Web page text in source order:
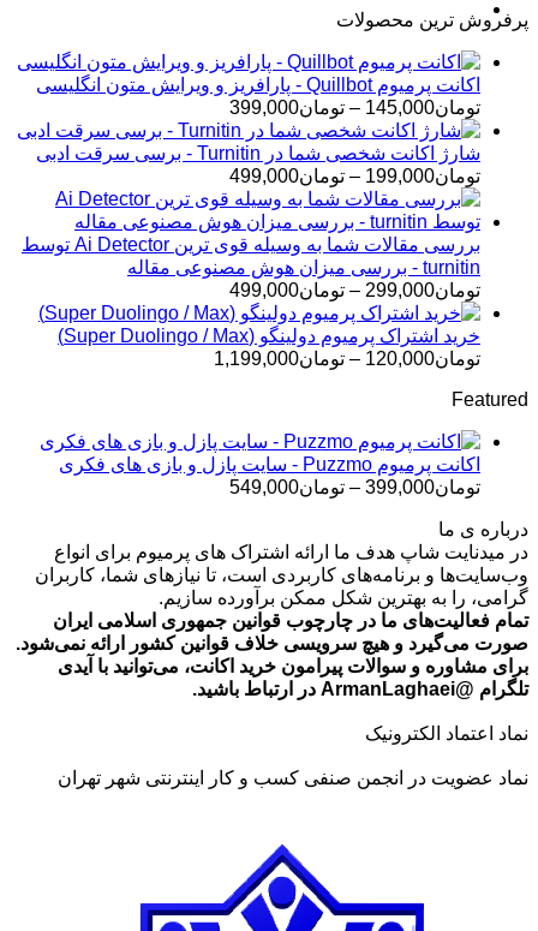
پرفروش ترین محصولات
اکانت پرمیوم Quillbot - پارافریز و ویرایش متون انگلیسی
تومان145,000
– تومان399,000محدوده
قیمت:
تومان145,000
تا
تومان399,000
شارژ اکانت شخصی شما در Turnitin - برسی سرقت ادبی
تومان199,000
– تومان499,000محدوده
قیمت:
تومان199,000
تا
تومان499,000
بررسی مقالات شما به وسیله قوی ترین Ai Detector توسط
turnitin - بررسی میزان هوش مصنوعی مقاله
تومان299,000
– تومان499,000محدوده
قیمت:
تومان299,000
تا
خرید اشتراک پرمیوم دولینگو (Super Duolingo / Max)
تومان120,000
– تومان1,199,000
تومان1,199,000
Featured
اکانت پرمیوم Puzzmo - سایت پازل و بازی های فکری
تومان399,000
– تومان549,000
تا
تومان549,000
درباره ی ما
در میدنایت شاپ هدف ما ارائه اشتراک های پرمیوم برای انواع
وب‌سایت‌ها و برنامه‌های کاربردی است، تا نیازهای شما، کاربران
گرامی، را به بهترین شکل ممکن برآورده سازیم.
تمام فعالیت‌های ما در چارچوب قوانین جمهوری اسلامی ایران
صورت می‌گیرد و هیچ سرویسی خلاف قوانین کشور ارائه نمی‌شود.
برای مشاوره و سوالات پیرامون خرید اکانت، می‌توانید با آیدی
تلگرام @ArmanLaghaei در ارتباط باشید.
نماد اعتماد الکترونیک
نماد عضویت در انجمن صنفی کسب و کار اینترنتی شهر تهران